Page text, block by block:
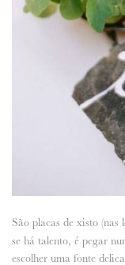
São placas de xisto (nas
se há talento, é pegar
escolher uma fonte